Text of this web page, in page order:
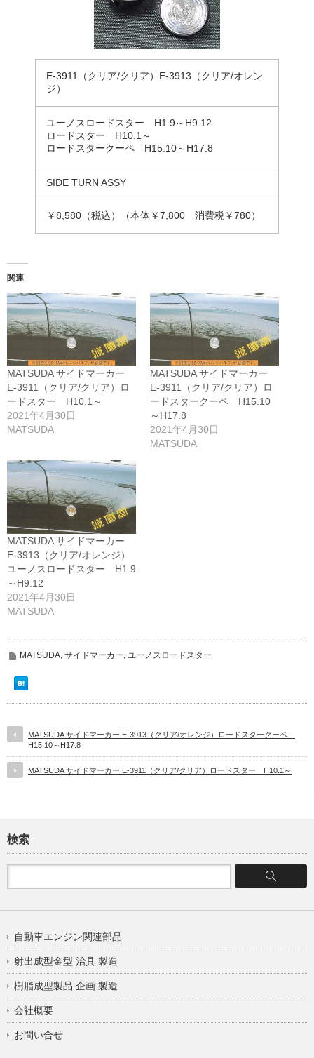
E-3911（クリア/クリア）E-3913（クリア/オレン
ジ）
ユーノスロードスター H1.9～H9.12
ロードスター H10.1～
ロードスタークーペ H15.10～H17.8
SIDE TURN ASSY
￥8,580（税込）（本体￥7,800 消費税￥780）
関連
MATSUDA サイドマーカー
E-3911（クリア/クリア）ロ
ードスター H10.1～
2021年4月30日
MATSUDA
MATSUDA サイドマーカー
E-3911（クリア/クリア）ロ
ードスタークーペ H15.10
～H17.8
2021年4月30日
MATSUDA
MATSUDA サイドマーカー
E-3913（クリア/オレンジ）
ユーノスロードスター H1.9
～H9.12
2021年4月30日
MATSUDA
MATSUDA, サイドマーカー, ユーノスロードスター
MATSUDA サイドマーカー E-3913（クリア/オレンジ）ロードスタークーペ
H15.10～H17.8
MATSUDA サイドマーカー E-3911（クリア/クリア）ロードスター H10.1～
検索
自動車エンジン関連部品
射出成型金型 治具 製造
樹脂成型製品 企画 製造
会社概要
お問い合せ